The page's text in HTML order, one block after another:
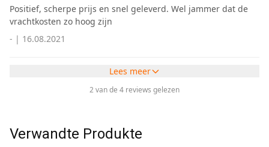
Positief, scherpe prijs en snel geleverd. Wel jammer dat de
vrachtkosten zo hoog zijn
- | 16.08.2021
Lees meer
2 van de 4 reviews gelezen
Verwandte Produkte